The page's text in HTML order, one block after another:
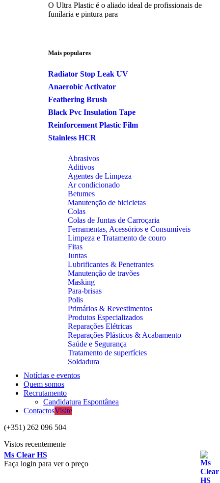
O Ultra Plastic é o aliado ideal de profissionais de
funilaria e pintura para
Mais populares
Radiator Stop Leak UV
Anaerobic Activator
Feathering Brush
Black Pvc Insulation Tape
Reinforcement Plastic Film
Stainless HCR
Abrasivos
Aditivos
Agentes de Limpeza
Ar condicionado
Betumes
Manutenção de bicicletas
Colas
Colas de Juntas de Carroçaria
Ferramentas, Acessórios e Consumíveis
Limpeza e Tratamento de couro
Fitas
Juntas
Lubrificantes & Penetrantes
Manutenção de travões
Masking
Para-brisas
Polis
Primários & Revestimentos
Produtos Especializados
Reparações Elétricas
Reparações Plásticos & Acabamento
Saúde e Segurança
Tratamento de superfícies
Soldadura
Notícias e eventos
Quem somos
Recrutamento
Candidatura Espontânea
ContactosVisite
(+351) 262 096 504
Vistos recentemente
Ms Clear HS
Faça login para ver o preço